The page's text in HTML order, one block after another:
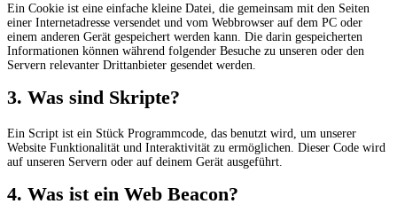
Ein Cookie ist eine einfache kleine Datei, die gemeinsam mit den Seiten
einer Internetadresse versendet und vom Webbrowser auf dem PC oder
einem anderen Gerät gespeichert werden kann. Die darin gespeicherten
Informationen können während folgender Besuche zu unseren oder den
Servern relevanter Drittanbieter gesendet werden.
3. Was sind Skripte?
Ein Script ist ein Stück Programmcode, das benutzt wird, um unserer
Website Funktionalität und Interaktivität zu ermöglichen. Dieser Code wird
auf unseren Servern oder auf deinem Gerät ausgeführt.
4. Was ist ein Web Beacon?